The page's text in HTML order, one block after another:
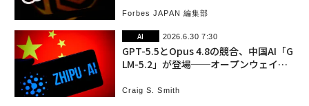
Forbes JAPAN 編集部
AI 2026.6.30 7:30
GPT-5.5とOpus 4.8の競合、中国AI「G
LM-5.2」が登場──オープンウェイト
Craig S. Smith